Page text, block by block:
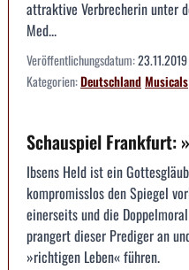
attraktive Verbrecherin unter
Med...
Veröffentlichungsdatum:23.11.2019
Kategorien:DeutschlandMusicals
Schauspiel Frankfurt:
Ibsens Held ist ein
kompromisslos den Spiegel
einerseits und die
prangert dieser Prediger an
»richtigen Leben« führen.